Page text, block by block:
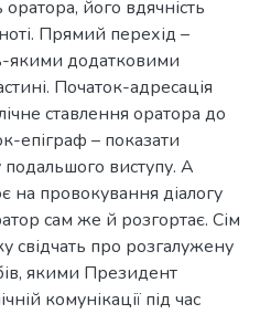
його вдячність
Прямий перехід –
якими додатковими
Початок-адресація
ставлення оратора до
епіграф – показати
виступу. А
на провокування діалогу
сам же й розгортає. Сім
свідчать про розгалужену
якими Президент
комунікації під час